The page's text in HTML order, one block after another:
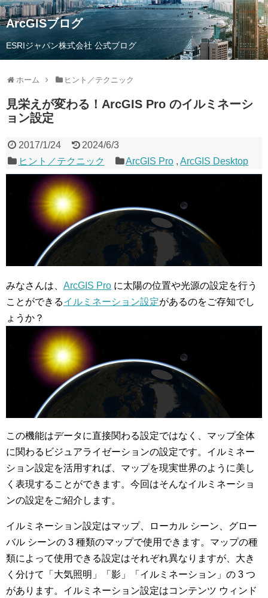
ArcGISブログ
ESRIジャパン株式会社 公式ブログ
ホーム ヒント／テクニック
見栄えが変わる！ArcGIS Pro のイルミネーシ
ョン設定
2017/1/24
2024/6/3
ヒント／テクニック
ArcGIS Pro ,ArcGIS Desktop
みなさんは、 ArcGIS Pro に太陽の位置や光源の設定を行う
ことができるイルミネーション設定があるのをご存知でし
ょうか？
この機能はデータに直接関わる設定ではなく、マップ全体
に関わるビジュアライゼーションの設定です。イルミネー
ション設定を活用すれば、マップを現実世界のように美し
く表現することができます。今回はそんなイルミネーショ
ンの設定をご紹介します。
イルミネーション設定はマップ、ローカル シーン、グロー
バル シーンの 3 種類のマップで使用できます。マップの種
類によって使用できる設定はそれぞれ異なりますが、大き
く分けて「大気照明」「影」「イルミネーション」の 3 つ
があります。イルミネーション設定はコンテンツ ウィンド